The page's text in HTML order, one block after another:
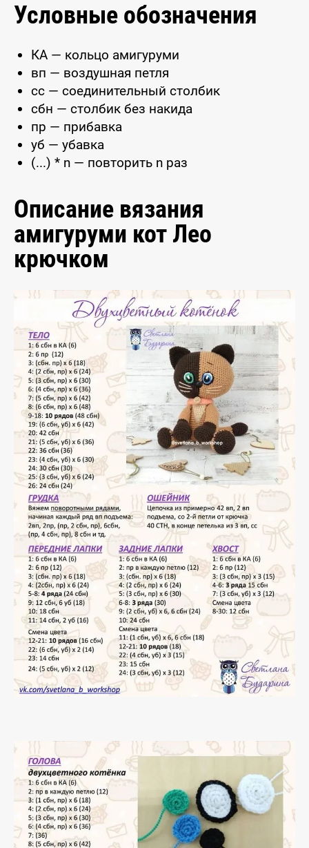
Условные обозначения
КА — кольцо амигуруми
вп — воздушная петля
сс — соединительный столбик
сбн — столбик без накида
пр — прибавка
уб — убавка
(...) * n — повторить n раз
Описание вязания
амигуруми кот Лео
крючком